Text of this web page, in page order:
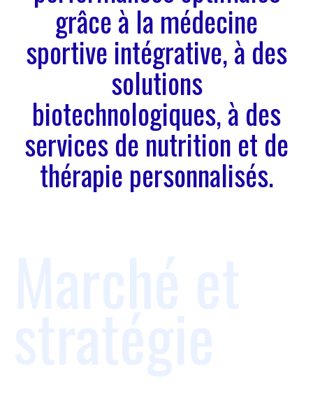
grâce à la médecine
sportive intégrative, à des
solutions
biotechnologiques, à des
services de nutrition et de
thérapie personnalisés.